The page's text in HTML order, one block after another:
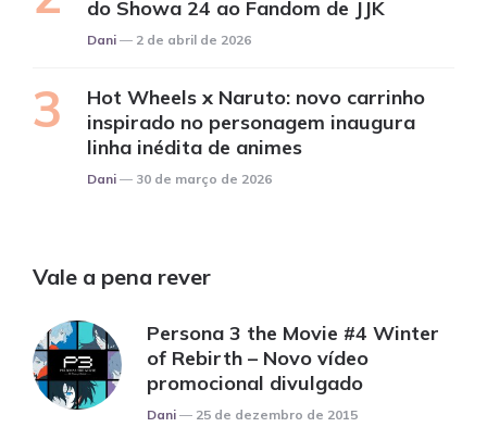
do Showa 24 ao Fandom de JJK
Posted
Dani 2 de abril de 2026
Hot Wheels x Naruto: novo carrinho
inspirado no personagem inaugura
linha inédita de animes
Posted
Dani 30 de março de 2026
Vale a pena rever
Persona 3 the Movie #4 Winter
of Rebirth – Novo vídeo
promocional divulgado
Posted
Dani 25 de dezembro de 2015